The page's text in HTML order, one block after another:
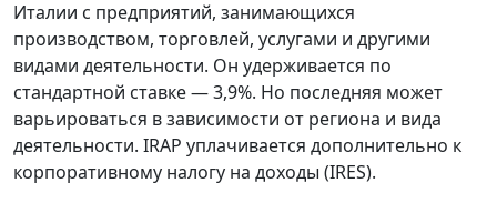
Италии с предприятий, занимающихся
производством, торговлей, услугами и другими
видами деятельности. Он удерживается по
стандартной ставке — 3,9%. Но последняя может
варьироваться в зависимости от региона и вида
деятельности. IRAP уплачивается дополнительно к
корпоративному налогу на доходы (IRES).